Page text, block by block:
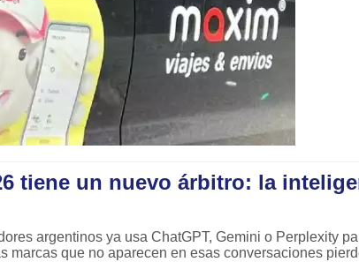
tiene un nuevo árbitro: la
argentinos ya usa ChatGPT, Gemini o Perplexity
marcas que no aparecen en esas conversaciones